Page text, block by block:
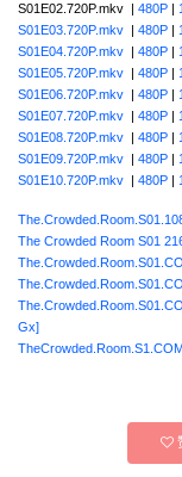
S01E02.720P.mkv | 480P
S01E03.720P.mkv
480P
S01E04.720P.mkv
480P
S01E05.720P.mkv
480P
S01E06.720P.mkv
480P
S01E07.720P.mkv
480P
S01E08.720P.mkv
480P
S01E09.720P.mkv
480P
S01E10.720P.mkv
480P
The Crowded Room S01
Gx]